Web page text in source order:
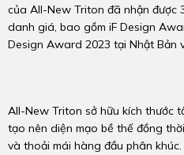
của All-New Triton đã nhận được
danh giá, bao gồm iF Design
Design Award 2023 tại Nhật Bản
All-New Triton sở hữu kích thước
tạo nên diện mạo bề thế đồng
và thoải mái hàng đầu phân